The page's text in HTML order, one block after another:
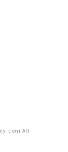
All